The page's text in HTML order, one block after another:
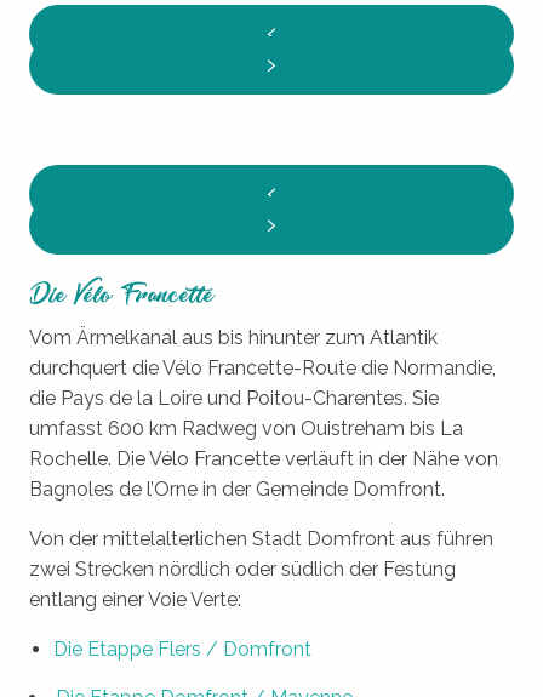
Die Vélo Francette
Vom Ärmelkanal aus bis hinunter zum Atlantik
durchquert die Vélo Francette-Route die Normandie,
die Pays de la Loire und Poitou-Charentes. Sie
umfasst 600 km Radweg von Ouistreham bis La
Rochelle. Die Vélo Francette verläuft in der Nähe von
Bagnoles de l’Orne in der Gemeinde Domfront.
Von der mittelalterlichen Stadt Domfront aus führen
zwei Strecken nördlich oder südlich der Festung
entlang einer Voie Verte:
Die Etappe Flers / Domfront